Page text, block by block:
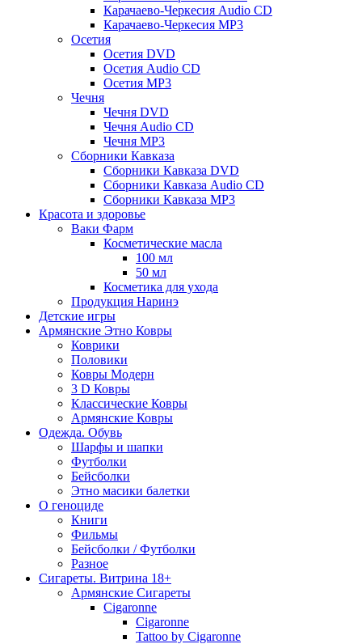
Карачаево-Черкесия Audio CD
Карачаево-Черкесия MP3
Осетия
Осетия DVD
Осетия Audio CD
Осетия MP3
Чечня
Чечня DVD
Чечня Audio CD
Чечня MP3
Сборники Кавказа
Сборники Кавказа DVD
Сборники Кавказа Audio CD
Сборники Кавказа MP3
Красота и здоровье
Ваки Фарм
Косметические масла
100 мл
50 мл
Косметика для ухода
Продукция Наринэ
Детские игры
Армянские Этно Ковры
Коврики
Половики
Ковры Модерн
3 D Ковры
Классические Ковры
Армянские Ковры
Одежда. Обувь
Шарфы и шапки
Футболки
Бейсболки
Этно масики балетки
О геноциде
Книги
Фильмы
Бейсболки / Футболки
Разное
Сигареты. Витрина 18+
Армянские Сигареты
Cigaronne
Cigaronne
Tattoo by Cigaronne